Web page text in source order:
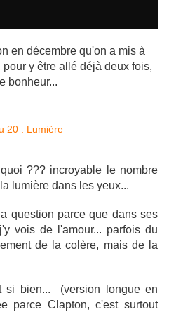
en décembre qu'on a mis à
y être allé déjà deux fois,
bonheur...
??? incroyable le nombre
lumière dans les yeux...
question parce que dans ses
vois de l'amour... parfois du
de la colère, mais de la
si bien... (version longue en
parce Clapton, c'est surtout